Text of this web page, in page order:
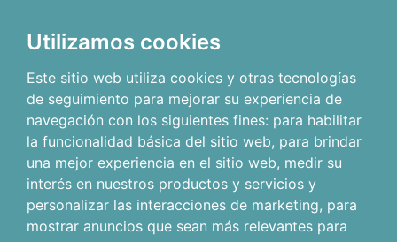
Utilizamos cookies
Este sitio web utiliza cookies y otras tecnologías
de seguimiento para mejorar su experiencia de
navegación con los siguientes fines: para habilitar
la funcionalidad básica del sitio web, para brindar
una mejor experiencia en el sitio web, medir su
interés en nuestros productos y servicios y
personalizar las interacciones de marketing, para
mostrar anuncios que sean más relevantes para